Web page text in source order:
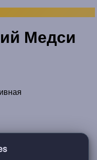
Медси